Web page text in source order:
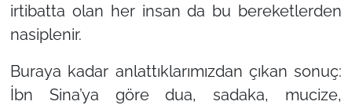
irtibatta olan her insan da bu bereketlerden
nasiplenir.
Buraya kadar anlattıklarımızdan çıkan sonuç:
İbn Sina’ya göre dua, sadaka, mucize,